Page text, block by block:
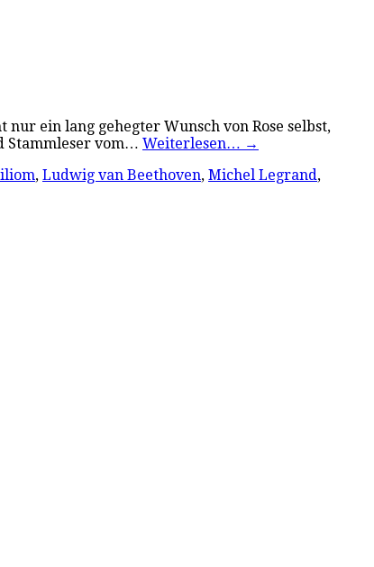
ein lang gehegter Wunsch von Rose selbst,
Stammleser vom… Weiterlesen… →
, Ludwig van Beethoven, Michel Legrand,